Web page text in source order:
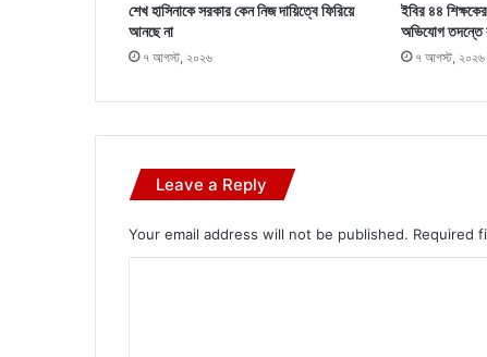
শেখ হাসিনাকে সরকার কেন নিজ দায়িত্বে ফিরিয়ে
আনছে না
৭ আগস্ট, ২০২৬
ইবির ৪৪
অভিযোগ তদন্তে
৭ আগস্ট, ২০২৬
Leave a Reply
Your email address will not be published. Required